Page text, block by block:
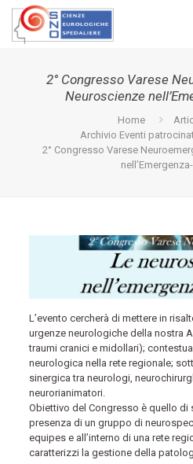
2° Congresso Varese
Neuroscienze
Home
Archivio Eventi
2° Congresso Varese
L’evento cercherà di mettere in
urgenze neurologiche della nostra
traumi cranici e midollari);
neurologica nella rete regionale;
sinergica tra neurologi,
neurorianimatori.
Obiettivo del Congresso è quello di
presenza di un gruppo di
equipes e all’interno di una rete
caratterizzi la gestione della